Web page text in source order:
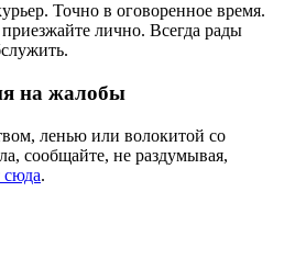
Точно в оговоренное время.
лично. Всегда рады
на жалобы
ленью или волокитой со
сообщайте, не раздумывая,
сюда.